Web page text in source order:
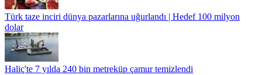
Türk taze inciri dünya pazarlarına uğurlandı | Hedef 100 milyon
dolar
Haliç'te 7 yılda 240 bin metreküp çamur temizlendi